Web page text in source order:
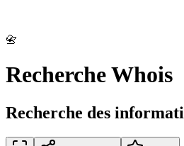
📇
Recherche Whois
Recherche des